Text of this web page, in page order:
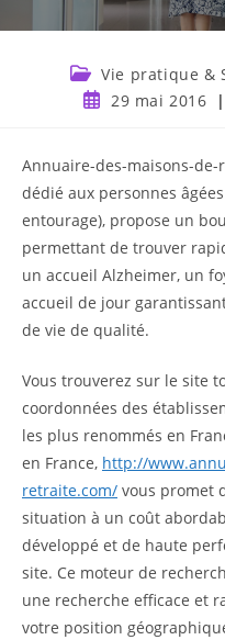
Vie pratique &
29 mai 2016
Annuaire-des-maisons-
dédié aux personnes
entourage), propose un
permettant de trouver
un accueil Alzheimer, un
accueil de jour
de vie de qualité.
Vous trouverez sur le site
coordonnées des
les plus renommés en
en France, http://
retraite.com/ vous promet
situation à un coût
développé et de haute
site. Ce moteur de
une recherche efficace et
votre position